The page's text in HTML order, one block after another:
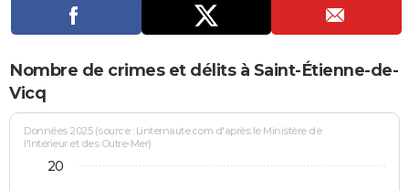
Nombre de crimes et délits à Saint-Étienne-de-
Vicq
Données 2025 (source : Linternaute.com d'après le Ministère de
l'Intérieur et des Outre-Mer)
20